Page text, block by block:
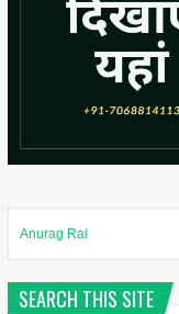
Anurag Rai
SEARCH THIS SITE